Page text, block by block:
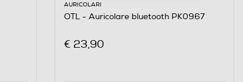
AURICOLARI
OTL - Auricolare bluetooth PK0967
€ 23,90